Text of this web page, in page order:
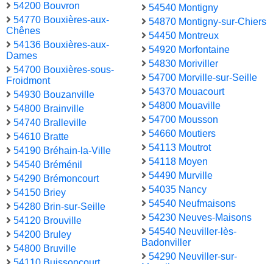
54200 Bouvron
54770 Bouxières-aux-
Chênes
54136 Bouxières-aux-
Dames
54700 Bouxières-sous-
Froidmont
54930 Bouzanville
54800 Brainville
54740 Bralleville
54610 Bratte
54190 Bréhain-la-Ville
54540 Bréménil
54290 Brémoncourt
54150 Briey
54280 Brin-sur-Seille
54120 Brouville
54200 Bruley
54800 Bruville
54540 Montigny
54870 Montigny-sur-Chiers
54450 Montreux
54920 Morfontaine
54830 Moriviller
54700 Morville-sur-Seille
54370 Mouacourt
54800 Mouaville
54700 Mousson
54660 Moutiers
54113 Moutrot
54118 Moyen
54490 Murville
54035 Nancy
54540 Neufmaisons
54230 Neuves-Maisons
54540 Neuviller-lès-
Badonviller
54290 Neuviller-sur-